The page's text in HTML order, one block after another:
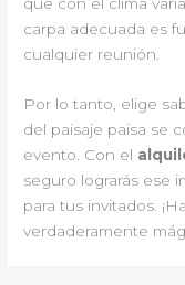
carpa adecuada es
cualquier reunión.
Por lo tanto, elige
del paisaje paisa se
evento. Con el
seguro lograrás ese
para tus invitados.
verdaderamente